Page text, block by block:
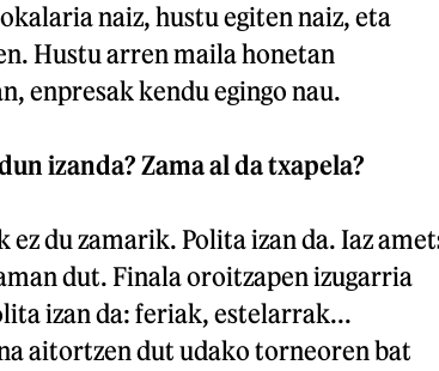
naiz, hustu egiten naiz, eta
Hustu arren maila honetan
enpresak kendu egingo nau.
izanda? Zama al da txapela?
du zamarik. Polita izan da. Iaz
dut. Finala oroitzapen izugarria
izan da: feriak, estelarrak...
aitortzen dut udako torneoren bat